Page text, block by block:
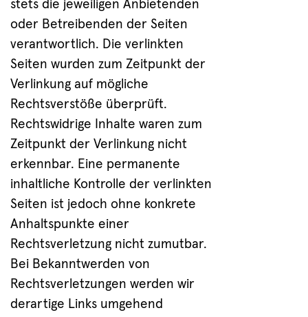
stets die jeweiligen Anbietenden
oder Betreibenden der Seiten
verantwortlich. Die verlinkten
Seiten wurden zum Zeitpunkt der
Verlinkung auf mögliche
Rechtsverstöße überprüft.
Rechtswidrige Inhalte waren zum
Zeitpunkt der Verlinkung nicht
erkennbar. Eine permanente
inhaltliche Kontrolle der verlinkten
Seiten ist jedoch ohne konkrete
Anhaltspunkte einer
Rechtsverletzung nicht zumutbar.
Bei Bekanntwerden von
Rechtsverletzungen werden wir
derartige Links umgehend